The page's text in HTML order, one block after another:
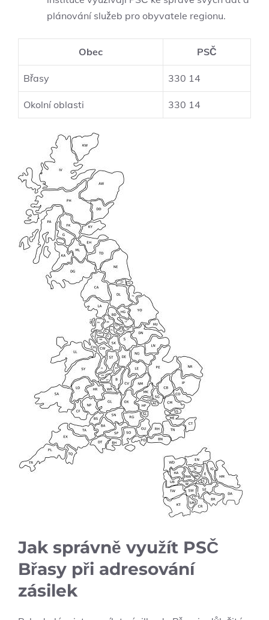
plánování služeb‍ pro obyvatele​ regionu.
Obec PSČ
Břasy 330 14
Okolní oblasti 330‍ 14
Jak⁣ správně využít PSČ⁢
Břasy při ‍adresování
zásilek